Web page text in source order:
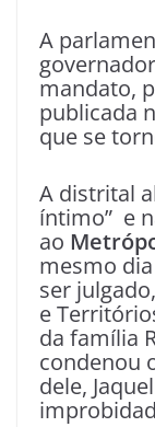
A
mandato,
publicada
que se
A distrital
íntimo” e
ao
mesmo
ser
e
da família
condenou
dele,